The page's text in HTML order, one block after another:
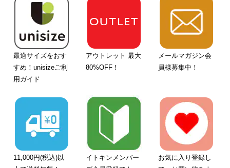
最適サイズをおす
すめ！unisizeご利
用ガイド
アウトレット 最大
80%OFF！
メールマガジン会
員様募集中！
11,000円(税込)以
イトキンメンバー
お気に入り登録し